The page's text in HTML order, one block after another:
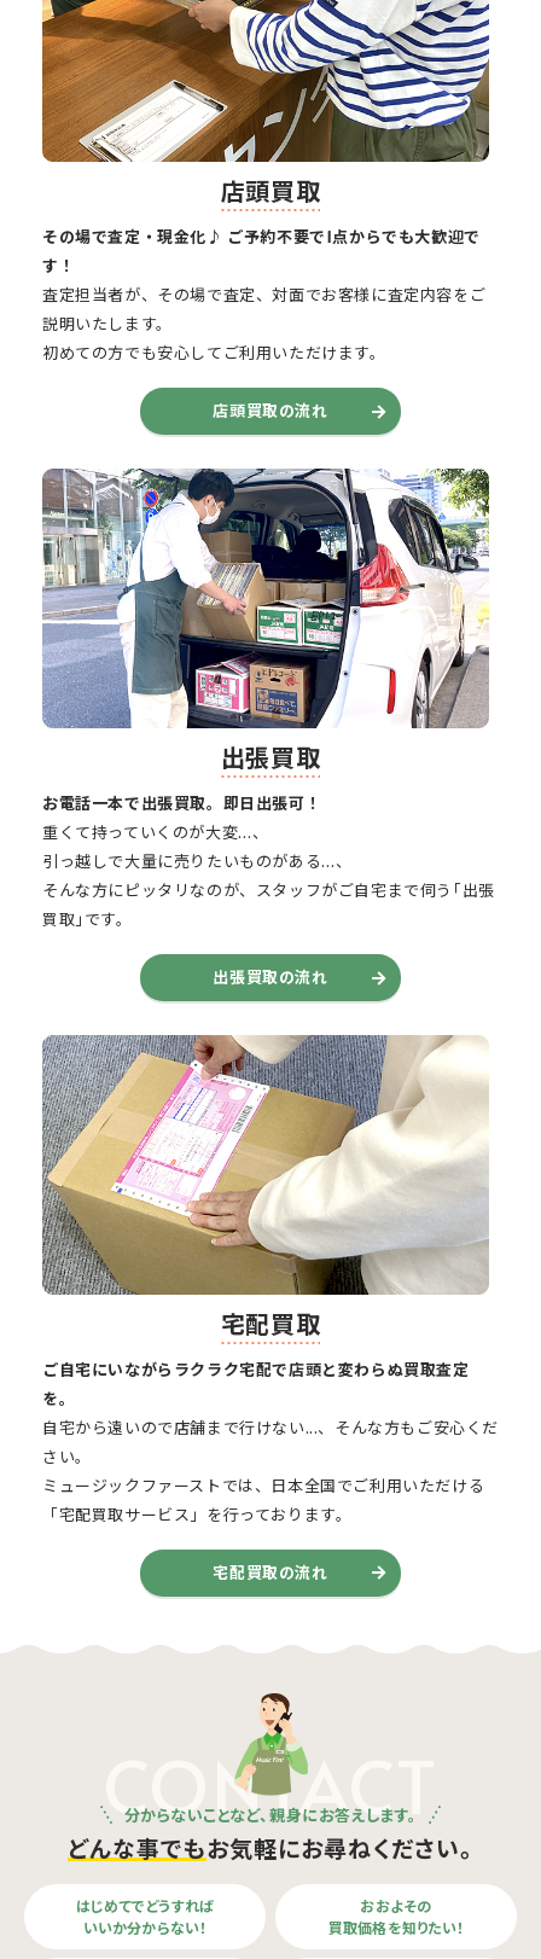
店頭買取
その場で査定・現金化♪ ご予約不要で1点からでも大歓迎で
す！
査定担当者が、その場で査定、対面でお客様に査定内容をご
説明いたします。
初めての方でも安心してご利用いただけます。
店頭買取の流れ
出張買取
お電話一本で出張買取。即日出張可！
重くて持っていくのが大変…、
引っ越しで大量に売りたいものがある…、
そんな方にピッタリなのが、スタッフがご自宅まで伺う｢出張
買取｣です。
出張買取の流れ
宅配買取
ご自宅にいながらラクラク宅配で店頭と変わらぬ買取査定
を。
自宅から遠いので店舗まで行けない...、そんな方もご安心くだ
さい。
ミュージックファーストでは、日本全国でご利用いただける
「宅配買取サービス」を行っております。
宅配買取の流れ
CONTACT
分からないことなど、親身にお答えします。
どんな事でもお気軽にお尋ねください。
はじめてでどうすれば
いいか分からない！
おおよその
買取価格を知りたい！